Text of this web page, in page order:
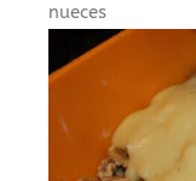
nueces